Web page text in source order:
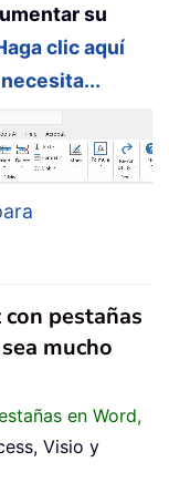
su
clic aquí
pestañas
mucho
en Word,
Visio y